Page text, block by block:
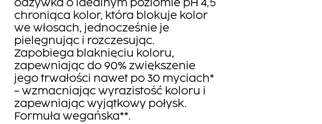
odżywka o idealnym poziomie pH 4,5
chroniąca kolor, która blokuje kolor
we włosach, jednocześnie je
pielęgnując i rozczesując.
Zapobiega blaknięciu koloru,
zapewniając do 90% zwiększenie
jego trwałości nawet po 30 myciach*
– wzmacniając wyrazistość koloru i
zapewniając wyjątkowy połysk.
Formuła wegańska**.